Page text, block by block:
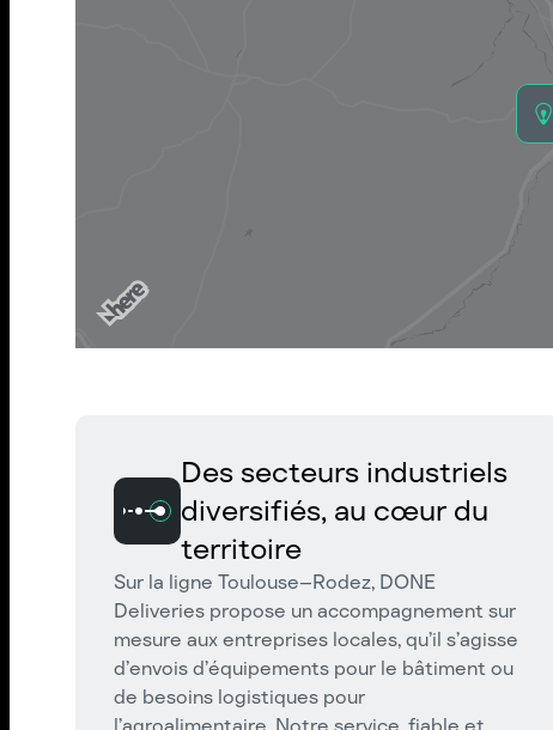
Des secteurs industriels
diversifiés, au cœur du
territoire
Sur la ligne Toulouse–Rodez, DONE
Deliveries propose un accompagnement sur
mesure aux entreprises locales, qu’il s’agisse
d’envois d’équipements pour le bâtiment ou
de besoins logistiques pour